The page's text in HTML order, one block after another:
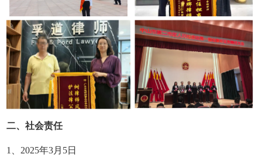
二、社会责任
1、2025年3月5日